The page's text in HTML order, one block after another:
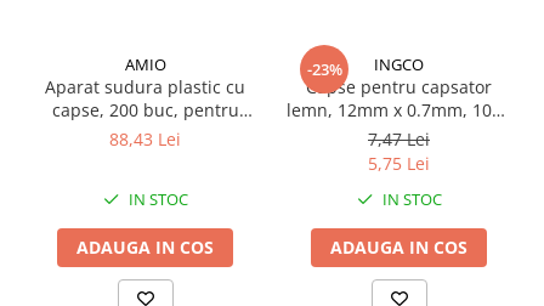
Kituri Instalare Goarne
Pneumatice
Rampe luminoase girofar
Suporturi pentru girofare auto si
AMIO
Aparat sudura plastic cu
capse, 200 buc, pentru
reparatii caroserie si
88,43 Lei
IN STOC
ADAUGA IN COS
-23% INGCO
Capse pentru capsator
lemn, 12mm x 0.7mm, 1000
buc
7,47 Lei
5,75 Lei
IN STOC
ADAUGA IN COS